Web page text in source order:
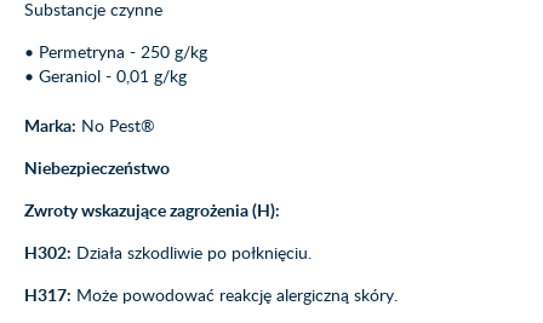
Substancje czynne
• Permetryna - 250 g/kg
• Geraniol - 0,01 g/kg
Marka: No Pest®
Niebezpieczeństwo
Zwroty wskazujące zagrożenia (H):
H302: Działa szkodliwie po połknięciu.
H317: Może powodować reakcję alergiczną skóry.